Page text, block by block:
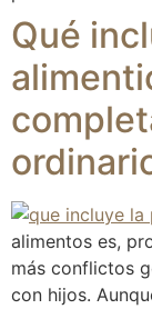
Qué
alimentos es,
más conflictos
con hijos.